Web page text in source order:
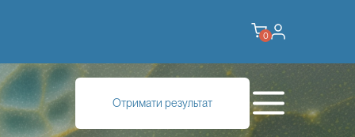
0
Отримати результат